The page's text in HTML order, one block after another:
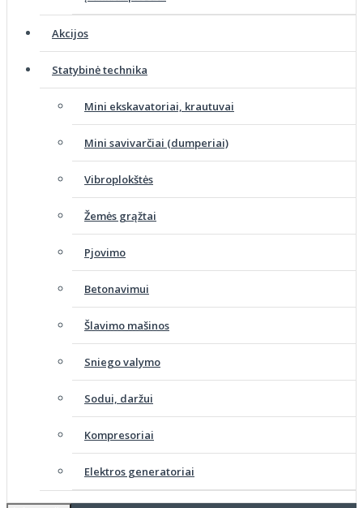
Akcijos
Statybinė technika
Mini ekskavatoriai, krautuvai
Mini savivarčiai (dumperiai)
Vibroplokštės
Žemės grąžtai
Pjovimo
Betonavimui
Šlavimo mašinos
Sniego valymo
Sodui, daržui
Kompresoriai
Elektros generatoriai